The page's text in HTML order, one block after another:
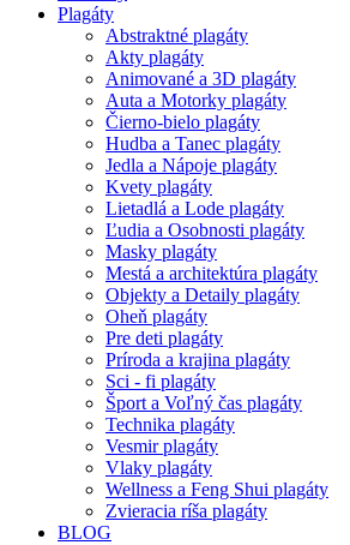
Plagáty
Abstraktné plagáty
Akty plagáty
Animované a 3D plagáty
Auta a Motorky plagáty
Čierno-bielo plagáty
Hudba a Tanec plagáty
Jedla a Nápoje plagáty
Kvety plagáty
Lietadlá a Lode plagáty
Ľudia a Osobnosti plagáty
Masky plagáty
Mestá a architektúra plagáty
Objekty a Detaily plagáty
Oheň plagáty
Pre deti plagáty
Príroda a krajina plagáty
Sci - fi plagáty
Šport a Voľný čas plagáty
Technika plagáty
Vesmir plagáty
Vlaky plagáty
Wellness a Feng Shui plagáty
Zvieracia ríša plagáty
BLOG